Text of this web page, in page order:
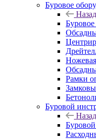
Буровое
Назад
Рамки
Буровой
Назад